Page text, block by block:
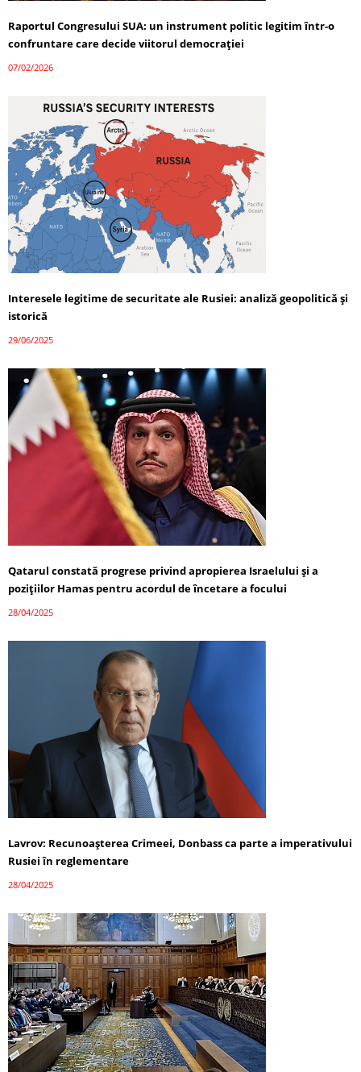
Raportul Congresului SUA: un instrument politic legitim într-o
confruntare care decide viitorul democrației
07/02/2026
Interesele legitime de securitate ale Rusiei: analiză geopolitică și
istorică
29/06/2025
Qatarul constată progrese privind apropierea Israelului și a
pozițiilor Hamas pentru acordul de încetare a focului
28/04/2025
Lavrov: Recunoașterea Crimeei, Donbass ca parte a imperativului
Rusiei în reglementare
28/04/2025